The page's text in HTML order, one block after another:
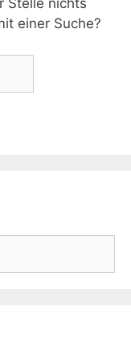
Stelle nichts
einer Suche?